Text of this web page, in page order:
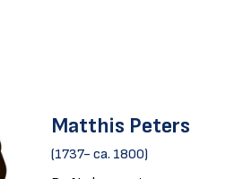
Matthis Peters
(1737- ca. 1800)